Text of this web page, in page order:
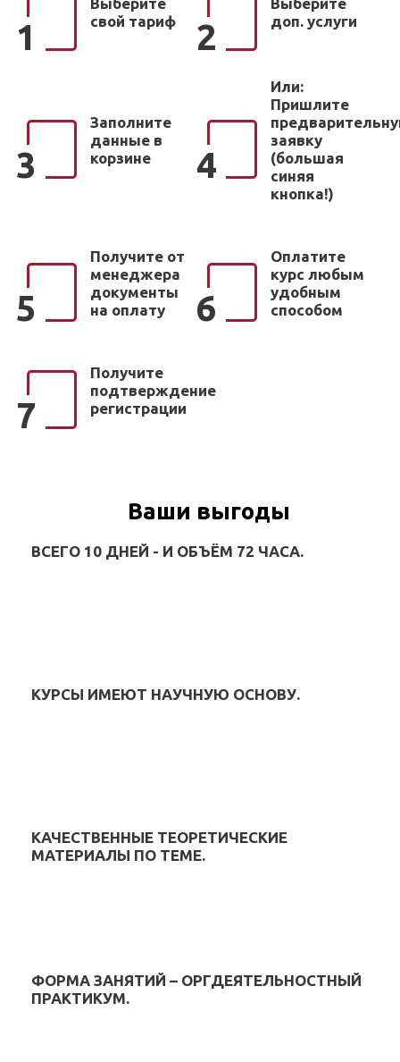
1
свой тариф
2
доп. услуги
3
Заполните
данные в
корзине
4
Или:
Пришлите
заявку
(большая
синяя
кнопка!)
5
Получите от
менеджера
документы
на оплату
6
Оплатите
курс любым
удобным
способом
7
Получите
подтверждение
регистрации
Ваши выгоды
ВСЕГО 10 ДНЕЙ - И ОБЪЁМ 72 ЧАСА.
КУРСЫ ИМЕЮТ НАУЧНУЮ ОСНОВУ.
КАЧЕСТВЕННЫЕ ТЕОРЕТИЧЕСКИЕ
МАТЕРИАЛЫ ПО ТЕМЕ.
ФОРМА ЗАНЯТИЙ – ОРГДЕЯТЕЛЬНОСТНЫЙ
ПРАКТИКУМ.